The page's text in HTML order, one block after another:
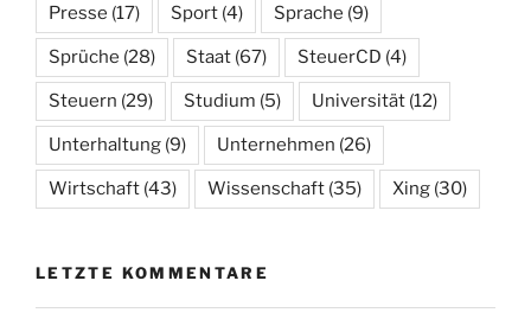
Presse (17) Sport (4) Sprache (9)
Sprüche (28) Staat (67) SteuerCD (4)
Steuern (29) Studium (5) Universität (12)
Unterhaltung (9) Unternehmen (26)
Wirtschaft (43) Wissenschaft (35) Xing (30)
LETZTE KOMMENTARE